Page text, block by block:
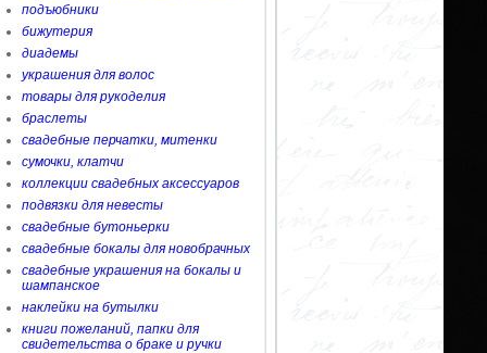
подъюбники
бижутерия
диадемы
украшения для волос
товары для рукоделия
браслеты
свадебные перчатки, митенки
сумочки, клатчи
коллекции свадебных аксессуаров
подвязки для невесты
свадебные бутоньерки
свадебные бокалы для новобрачных
свадебные украшения на бокалы и
шампанское
наклейки на бутылки
книги пожеланий, папки для
свидетельства о браке и ручки